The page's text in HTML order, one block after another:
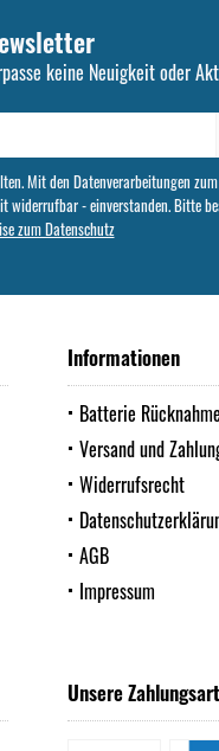
keine Neuigkeit oder
Mit den Datenverarbeitungen
widerrufbar - einverstanden. Bitte
zum Datenschutz
Informationen
Batterie Rücknahme
Versand und
Widerrufsrecht
AGB
Impressum
Unsere